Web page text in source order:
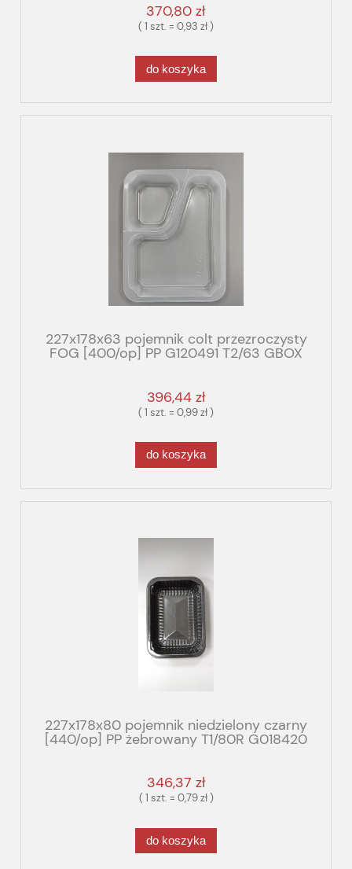
370,80 zł
( 1 szt. = 0,93 zł )
do koszyka
227x178x63 pojemnik colt przezroczysty
FOG [400/op] PP G120491 T2/63 GBOX
396,44 zł
( 1 szt. = 0,99 zł )
do koszyka
227x178x80 pojemnik niedzielony czarny
[440/op] PP żebrowany T1/80R G018420
346,37 zł
( 1 szt. = 0,79 zł )
do koszyka